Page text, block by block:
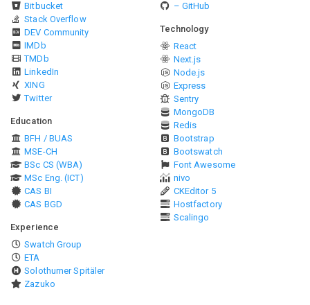
Bitbucket
Stack Overflow
DEV Community
IMDb
TMDb
LinkedIn
XING
Twitter
Education
BFH / BUAS
MSE-CH
BSc CS (WBA)
MSc Eng. (ICT)
CAS BI
CAS BGD
Experience
Swatch Group
ETA
Solothurner Spitäler
Zazuko
– GitHub
Technology
React
Next.js
Node.js
Express
Sentry
MongoDB
Redis
Bootstrap
Bootswatch
Font Awesome
nivo
CKEditor 5
Hostfactory
Scalingo